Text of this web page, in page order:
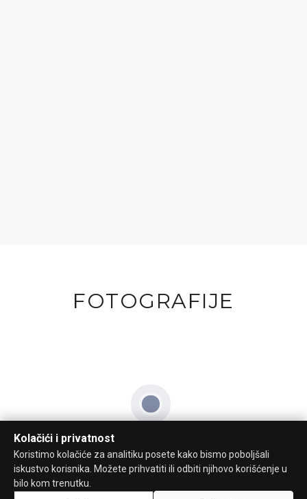
FOTOGRAFIJE
Kolačići i privatnost
Koristimo kolačiće za analitiku posete kako bismo poboljšali
iskustvo korisnika. Možete prihvatiti ili odbiti njihovo korišćenje u
bilo kom trenutku.